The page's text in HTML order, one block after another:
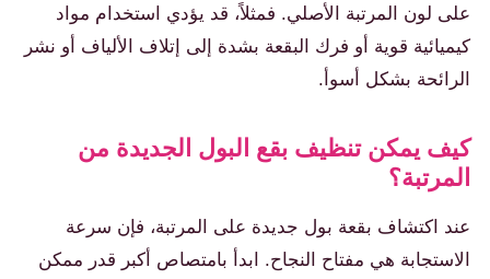
على لون المرتبة الأصلي. فمثلاً، قد يؤدي استخدام مواد
كيميائية قوية أو فرك البقعة بشدة إلى إتلاف الألياف أو نشر
الرائحة بشكل أسوأ.
كيف يمكن تنظيف بقع البول الجديدة من
المرتبة؟
عند اكتشاف بقعة بول جديدة على المرتبة، فإن سرعة
الاستجابة هي مفتاح النجاح. ابدأ بامتصاص أكبر قدر ممكن